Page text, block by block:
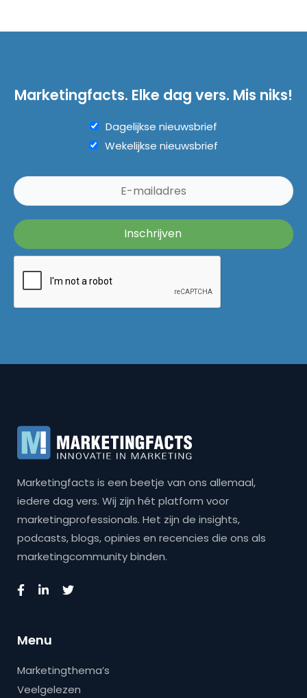
Marketingfacts. Elke dag vers. Mis niks!
Dagelijkse nieuwsbrief
Wekelijkse nieuwsbrief
Marketingfacts is een beetje van ons allemaal,
iedere dag vers. Wij zijn hét platform voor
marketingprofessionals. Het zijn de insights,
podcasts, blogs, opinies en recencies die ons als
marketingcommunity binden.
Menu
Marketingthema’s
Veelgelezen